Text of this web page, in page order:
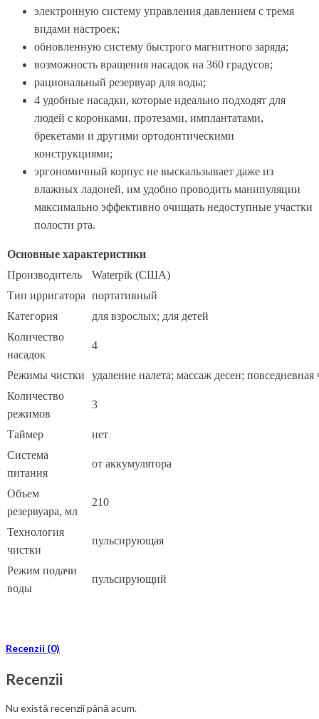
электронную систему управления давлением с тремя
видами настроек;
обновленную систему быстрого магнитного заряда;
возможность вращения насадок на 360 градусов;
рациональный резервуар для воды;
4 удобные насадки, которые идеально подходят для
людей с коронками, протезами, имплантатами,
брекетами и другими ортодонтическими
конструкциями;
эргономичный корпус не выскальзывает даже из
влажных ладоней, им удобно проводить манипуляции
максимально эффективно очищать недоступные участки
полости рта.
Основные характеристики
Производитель
Waterpik (США)
Тип ирригатора портативный
Категория
для взрослых; для детей
Количество
насадок
4
Режимы чистки
удаление налета; массаж десен; повседневная
Количество
режимов
3
Таймер
нет
Система
питания
от аккумулятора
Объем
резервуара, мл
210
Технология
чистки
пульсирующая
Режим подачи
воды
пульсирующий
Recenzii (0)
Recenzii
Nu există recenzii până acum.